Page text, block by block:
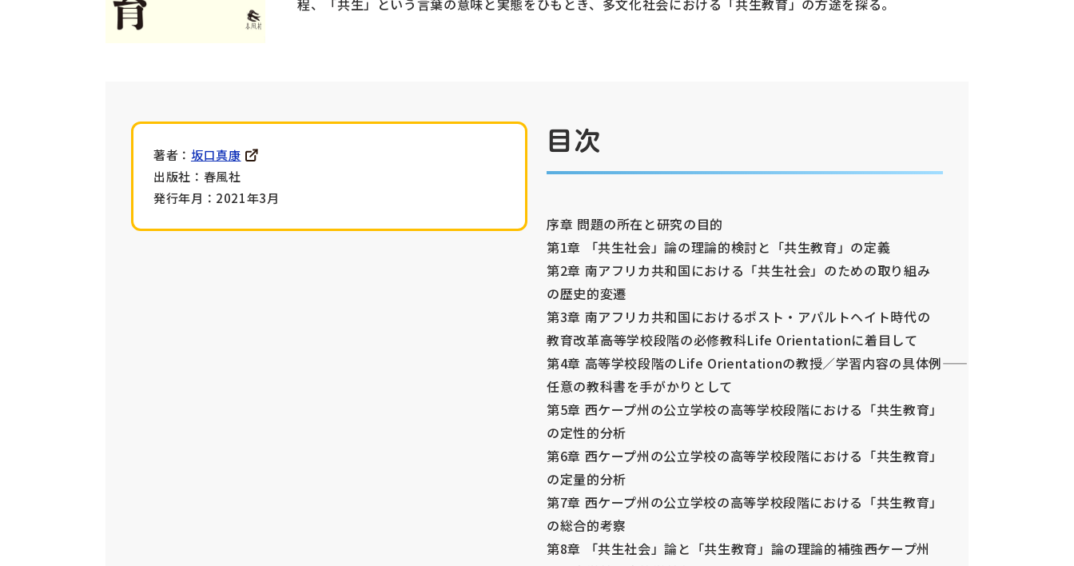
著者： 坂口真康
出版社：春風社
発行年月：2021年3月
目次
序章 問題の所在と研究の目的
第1章 「共生社会」論の理論的検討と「共生教育」の定義
第2章 南アフリカ共和国における「共生社会」のための取り組み
の歴史的変遷
第3章 南アフリカ共和国におけるポスト・アパルトヘイト時代の
教育改革――高等学校段階の必修教科Life Orientationに着目して
第4章 高等学校段階のLife Orientationの教授／学習内容の具体例――
任意の教科書を手がかりとして
第5章 西ケープ州の公立学校の高等学校段階における「共生教育」
の定性的分析
第6章 西ケープ州の公立学校の高等学校段階における「共生教育」
の定量的分析
第7章 西ケープ州の公立学校の高等学校段階における「共生教育」
の総合的考察
第8章 「共生社会」論と「共生教育」論の理論的補強――西ケープ州